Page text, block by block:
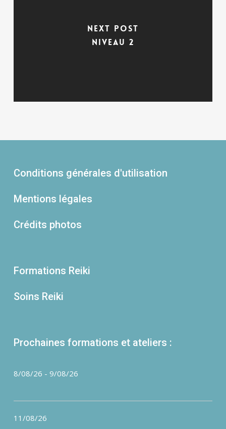
Next Post
Niveau 2
Conditions générales d'utilisation
Mentions légales
Crédits photos
Formations Reiki
Soins Reiki
Prochaines formations et ateliers :
8/08/26 - 9/08/26
11/08/26